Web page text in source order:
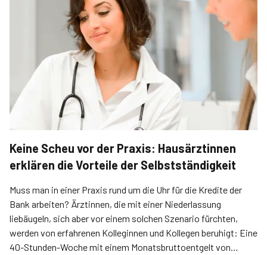
Keine Scheu vor der Praxis: Hausärztinnen
erklären die Vorteile der Selbstständigkeit
Muss man in einer Praxis rund um die Uhr für die Kredite der
Bank arbeiten? Ärztinnen, die mit einer Niederlassung
liebäugeln, sich aber vor einem solchen Szenario fürchten,
werden von erfahrenen Kolleginnen und Kollegen beruhigt: Eine
40-Stunden-Woche mit einem Monatsbruttoentgelt von